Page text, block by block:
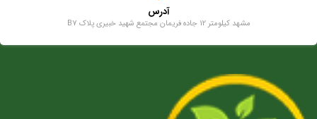
آدرس
مشهد کیلومتر 12 جاده فریمان مجتمع شهید خبیری پلاک B7